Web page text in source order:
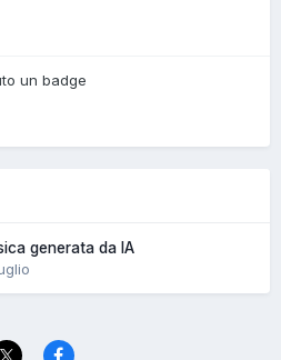
un badge
generata da IA